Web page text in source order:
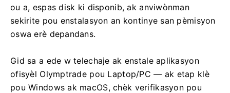
ou a, espas disk ki disponib, ak anviwònman
sekirite pou enstalasyon an kontinye san pèmisyon
oswa erè depandans.
Gid sa a ede w telechaje ak enstale aplikasyon
ofisyèl Olymptrade pou Laptop/PC — ak etap klè
pou Windows ak macOS, chèk verifikasyon pou